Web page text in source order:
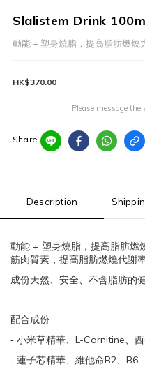
Slalistem Drink
動能 + 塑身燒脂，提高脂肪燃燒
HK$370.00
Please message the
Share
Description
動能 + 塑身燒脂，提高脂肪燃
筋肉質素，提高脂肪燃燒代謝
成份天然、安全、不含脂肪的
配合成份
- 小米草精華、 L-Carnitine、
- 蓮子芯精華、維他命B2、 B6